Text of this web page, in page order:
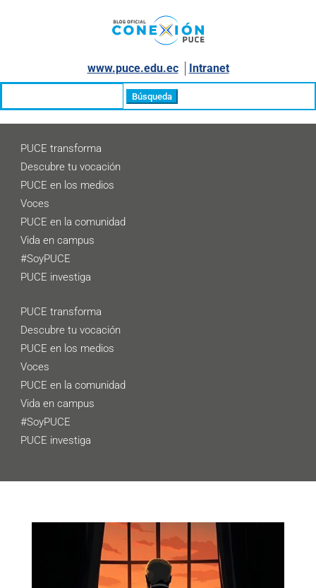
www.puce.edu.ec│ Intranet
PUCE transforma
Descubre tu vocación
PUCE en los medios
Voces
PUCE en la comunidad
Vida en campus
#SoyPUCE
PUCE investiga
PUCE transforma
Descubre tu vocación
PUCE en los medios
Voces
PUCE en la comunidad
Vida en campus
#SoyPUCE
PUCE investiga